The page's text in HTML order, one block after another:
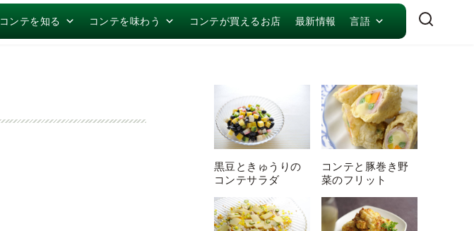
コンテを知る コンテを味わう コンテが買えるお店 最新情報 言語
黒豆ときゅうりの
コンテサラダ
コンテと豚巻き野
菜のフリット